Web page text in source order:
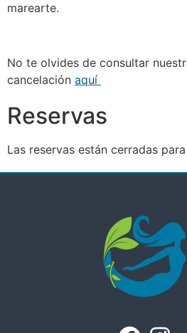
marearte.
No te olvides de consultar
cancelación aquí
Reservas
Las reservas están cerradas